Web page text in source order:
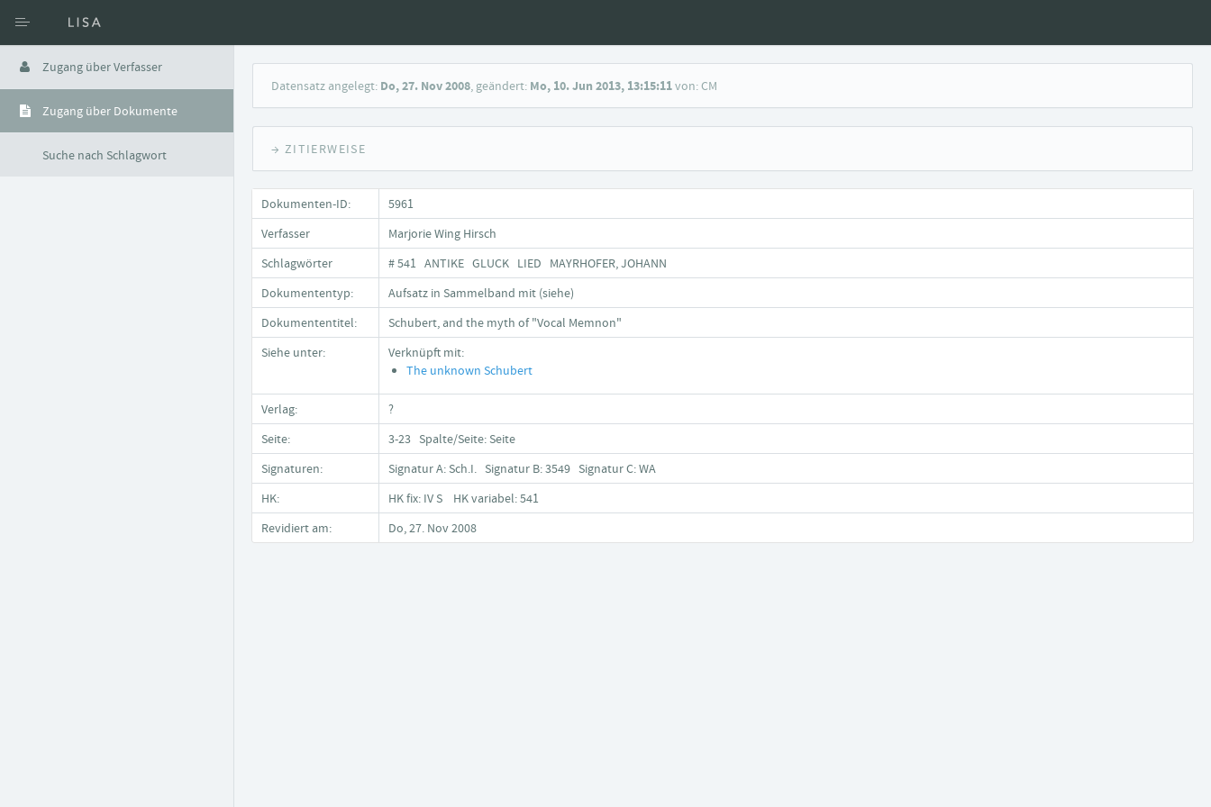
Zugang über Verfasser
Zugang über Dokumente
Suche nach Schlagwort
Datensatz angelegt: Do, 27. Nov 2008, geändert: Mo, 10. Jun 2013, 13:15:11von: CM
→ ZITIERWEISE
Dokumenten-ID:
5961
Verfasser
Marjorie Wing Hirsch
Schlagwörter
# 541 ANTIKE GLUCK LIED MAYRHOFER, JOHANN
Dokumententyp:
Aufsatz in Sammelband mit (siehe)
Dokumententitel:
Schubert, and the myth of "Vocal Memnon"
Siehe unter:
Verknüpft mit:
The unknown Schubert
Verlag:
?
Seite:
3-23 Spalte/Seite: Seite
Signaturen:
Signatur A: Sch.I. Signatur B: 3549 Signatur C: WA
HK:
HK fix: IV S HK variabel: 541
Revidiert am:
Do, 27. Nov 2008